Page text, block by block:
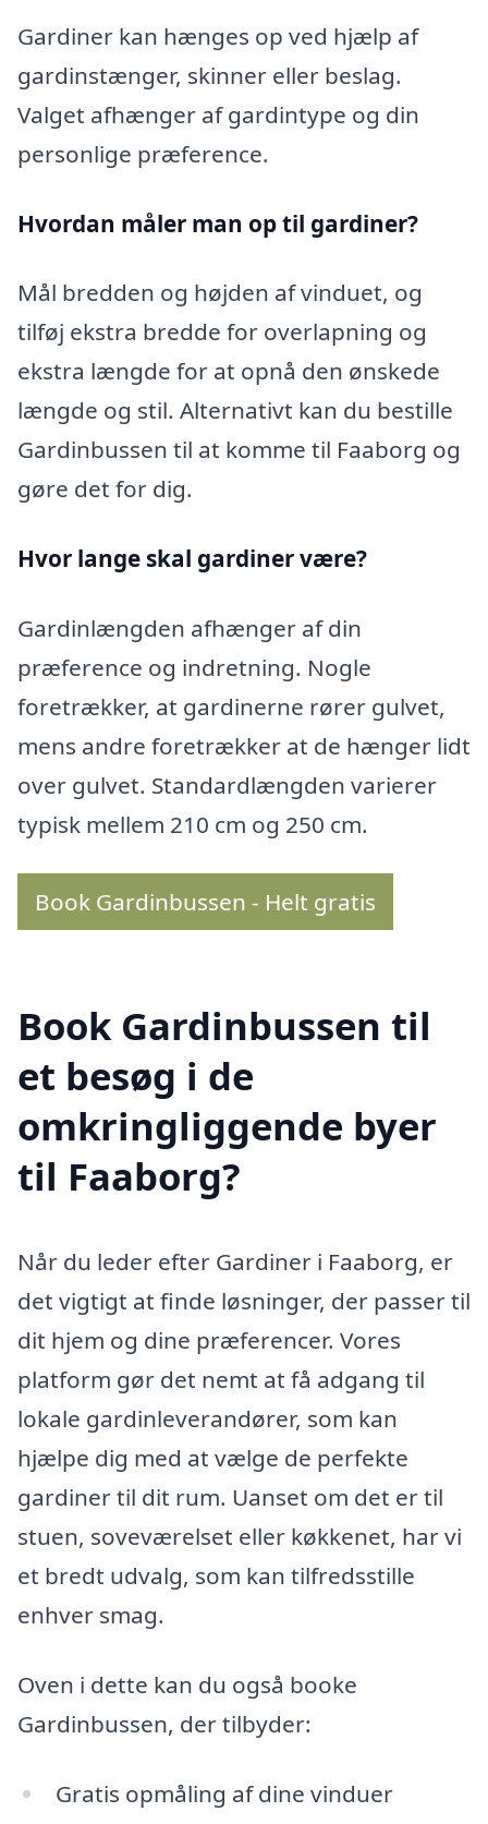
Gardiner kan hænges op ved hjælp af
gardinstænger, skinner eller beslag.
Valget afhænger af gardintype og din
personlige præference.
Hvordan måler man op til gardiner?
Mål bredden og højden af vinduet, og
tilføj ekstra bredde for overlapning og
ekstra længde for at opnå den ønskede
længde og stil. Alternativt kan du bestille
Gardinbussen til at komme til Faaborg og
gøre det for dig.
Hvor lange skal gardiner være?
Gardinlængden afhænger af din
præference og indretning. Nogle
foretrækker, at gardinerne rører gulvet,
mens andre foretrækker at de hænger lidt
over gulvet. Standardlængden varierer
typisk mellem 210 cm og 250 cm.
Book Gardinbussen - Helt gratis
Book Gardinbussen til
et besøg i de
omkringliggende byer
til Faaborg?
Når du leder efter Gardiner i Faaborg, er
det vigtigt at finde løsninger, der passer til
dit hjem og dine præferencer. Vores
platform gør det nemt at få adgang til
lokale gardinleverandører, som kan
hjælpe dig med at vælge de perfekte
gardiner til dit rum. Uanset om det er til
stuen, soveværelset eller køkkenet, har vi
et bredt udvalg, som kan tilfredsstille
enhver smag.
Oven i dette kan du også booke
Gardinbussen, der tilbyder:
Gratis opmåling af dine vinduer